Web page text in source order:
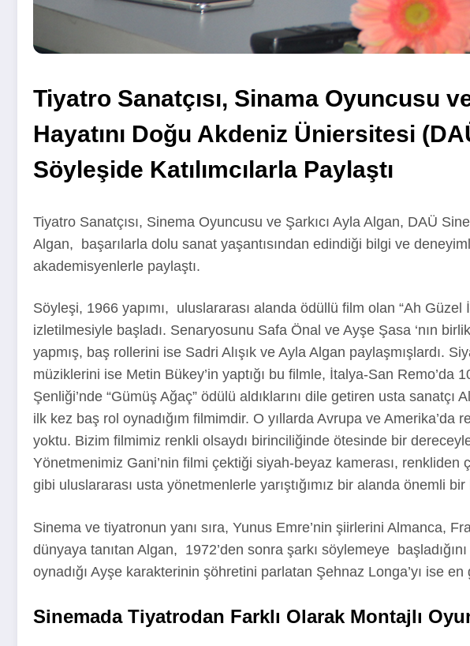
Tiyatro Sanatçısı, Sinama Oyuncusu
Hayatını Doğu Akdeniz Üniersitesi
Söyleşide Katılımcılarla Paylaştı
Tiyatro Sanatçısı, Sinema Oyuncusu ve Şarkıcı Ayla Algan, DAÜ
Algan, başarılarla dolu sanat yaşantısından edindiği bilgi ve
akademisyenlerle paylaştı.
Söyleşi, 1966 yapımı, uluslararası alanda ödüllü film olan “Ah Güzel
izletilmesiyle başladı. Senaryosunu Safa Önal ve Ayşe Şasa ‘nın
yapmış, baş rollerini ise Sadri Alışık ve Ayla Algan paylaşmışlardı.
müziklerini ise Metin Bükey’in yaptığı bu filmle, İtalya-San Remo’da
Şenliği’nde “Gümüş Ağaç” ödülü aldıklarını dile getiren usta
ilk kez baş rol oynadığım filmimdir. O yıllarda Avrupa ve Amerika’da
yoktu. Bizim filmimiz renkli olsaydı birinciliğinde ötesinde bir
Yönetmenimiz Gani’nin filmi çektiği siyah-beyaz kamerası,
gibi uluslararası usta yönetmenlerle yarıştığımız bir alanda önemli bir
Sinema ve tiyatronun yanı sıra, Yunus Emre’nin şiirlerini Almanca,
dünyaya tanıtan Algan, 1972’den sonra şarkı söylemeye
oynadığı Ayşe karakterinin şöhretini parlatan Şehnaz Longa’yı ise
Sinemada Tiyatrodan Farklı Olarak Montajlı